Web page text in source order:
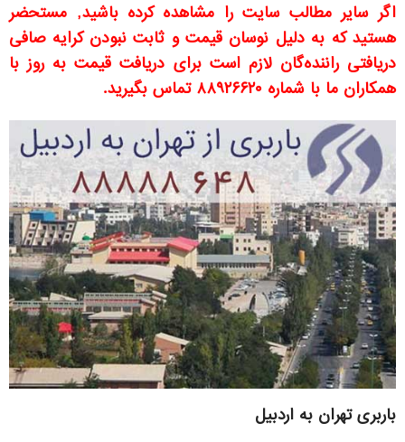
اگر سایر مطالب سایت را مشاهده کرده باشید, مستحضر
هستید که به دلیل نوسان قیمت و ثابت نبودن کرایه صافی
دریافتی راننده‌گان لازم است برای دریافت قیمت به روز با
همکاران ما با شماره ۸۸۹۲۶۶۲۰ تماس بگیرید.
باربری تهران به اردبیل